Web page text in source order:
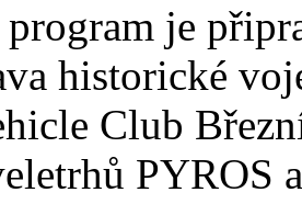
je
historické
Club
PYROS